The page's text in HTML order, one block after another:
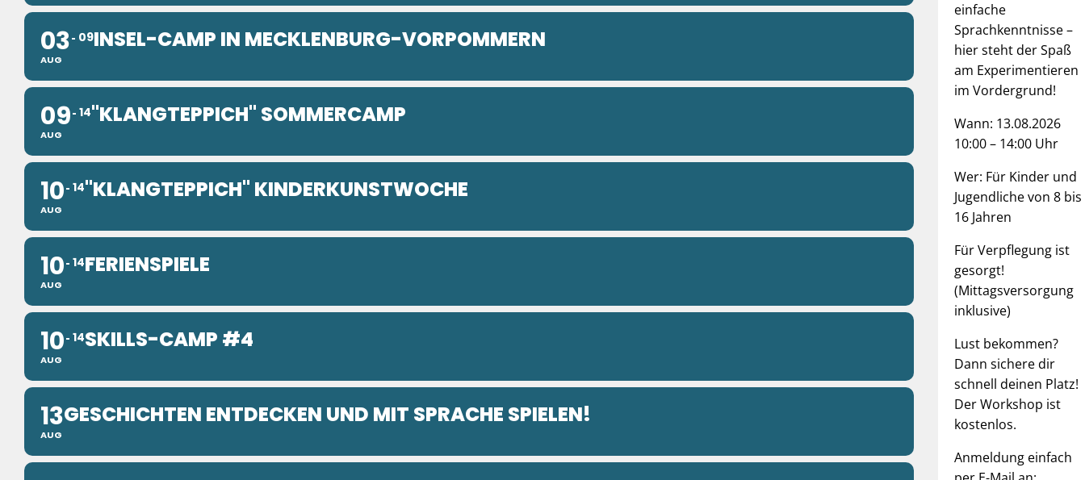
03
AUG
09INSEL-CAMP IN MECKLENBURG-VORPOMMERN
09
AUG
14"KLANGTEPPICH" SOMMERCAMP
10
AUG
14"KLANGTEPPICH" KINDERKUNSTWOCHE
10
AUG
14FERIENSPIELE
10
AUG
14SKILLS-CAMP #4
13
AUG
GESCHICHTEN ENTDECKEN UND MIT SPRACHE SPIELEN!
einfache
Sprachkenntnisse –
hier steht der Spaß
am Experimentieren
im Vordergrund!
Wann: 13.08.2026
10:00 – 14:00 Uhr
Wer: Für Kinder und
Jugendliche von 8 bis
16 Jahren
Für Verpflegung ist
gesorgt!
(Mittagsversorgung
inklusive)
Lust bekommen?
Dann sichere dir
schnell deinen Platz!
Der Workshop ist
kostenlos.
Anmeldung einfach